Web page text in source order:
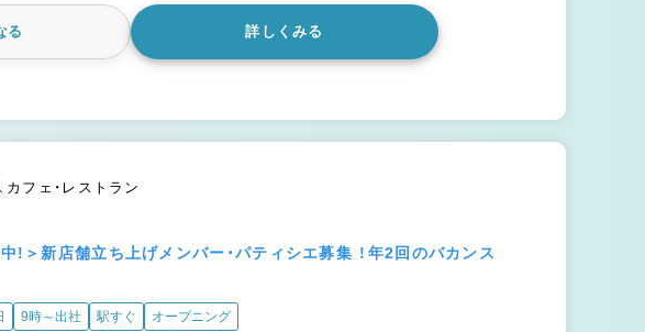
る 詳しくみる
カフェ・レストラン
!＞新店舗立ち上げメンバー・パティシエ募集 ！年2回のバカンス
9時～出社 駅すぐ オープニング